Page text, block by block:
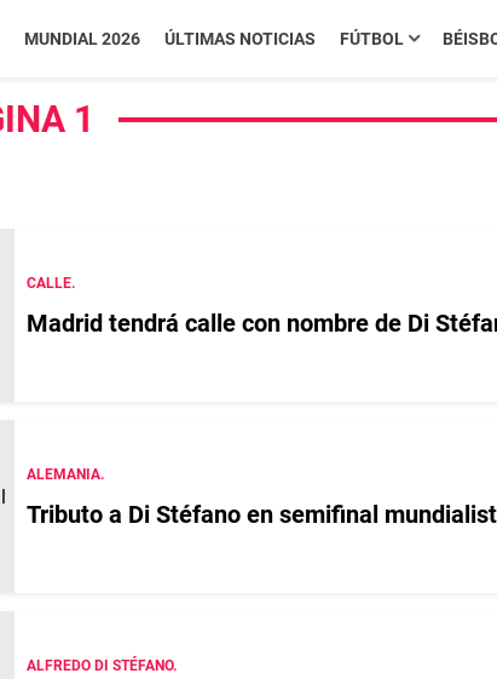
MUNDIAL 2026 ÚLTIMAS NOTICIAS FÚTBOL
1
CALLE.
Madrid tendrá calle con nombre de Di
ALEMANIA.
Tributo a Di Stéfano en semifinal
ALFREDO DI STÉFANO.